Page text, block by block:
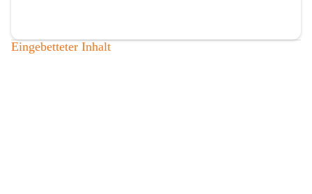
Eingebetteter Inhalt